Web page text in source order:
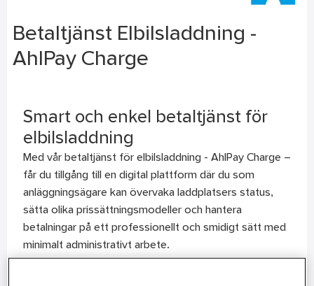
Betaltjänst Elbilsladdning -
AhlPay Charge
Smart och enkel betaltjänst för
elbilsladdning
Med vår betaltjänst för elbilsladdning - AhlPay Charge –
får du tillgång till en digital plattform där du som
anläggningsägare kan övervaka laddplatsers status,
sätta olika prissättningsmodeller och hantera
betalningar på ett professionellt och smidigt sätt med
minimalt administrativt arbete.